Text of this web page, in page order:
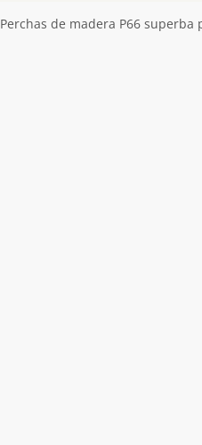
Perchas de madera P66 superba